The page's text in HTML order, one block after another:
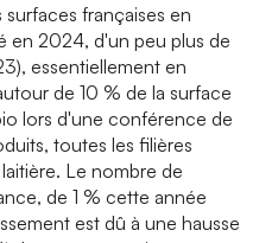
françaises en
en 2024, d'un peu plus de
essentiellement en
de 10 % de la surface
lors d'une conférence de
toutes les filières
Le nombre de
de 1 % cette année
est dû à une hausse